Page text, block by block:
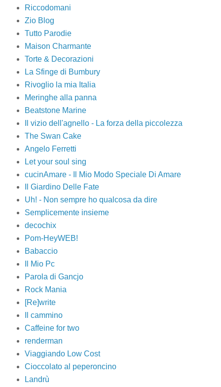
Riccodomani
Zio Blog
Tutto Parodie
Maison Charmante
Torte & Decorazioni
La Sfinge di Bumbury
Rivoglio la mia Italia
Meringhe alla panna
Beatstone Marine
Il vizio dell'agnello - La forza della piccolezza
The Swan Cake
Angelo Ferretti
Let your soul sing
cucinAmare - Il Mio Modo Speciale Di Amare
Il Giardino Delle Fate
Uh! - Non sempre ho qualcosa da dire
Semplicemente insieme
decochix
Pom-HeyWEB!
Babaccio
Il Mio Pc
Parola di Gancjo
Rock Mania
[Re]write
Il cammino
Caffeine for two
renderman
Viaggiando Low Cost
Cioccolato al peperoncino
Landrù